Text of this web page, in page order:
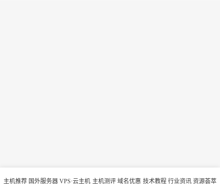
主机推荐 国外服务器 VPS·云主机 主机测评 域名优惠 技术教程 行业资讯 资源荟萃